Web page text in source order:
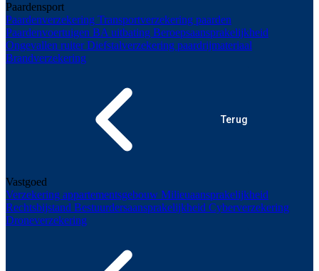
Paardensport
Paardenverzekering Transportverzekering paarden
Paardenvoertuigen BA uitbating Beroepsaansprakelijkheid
Ongevallen ruiterDiefstalverzekering paardrijmateriaal
Brandverzekering
Terug
Vastgoed
Verzekering appartementsgebouw Milieuaansprakelijkheid
Rechtsbijstand Bestuurdersaansprakelijkheid Cyberverzekering
Droneverzekering